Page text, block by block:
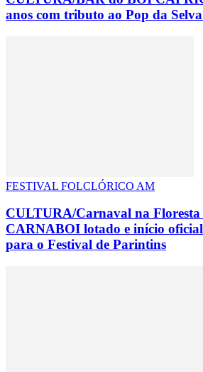
anos com tributo ao Pop da
FESTIVAL FOLCLÓRICO AM
CULTURA/Carnaval na Floresta
CARNABOI lotado e início
para o Festival de Parintins